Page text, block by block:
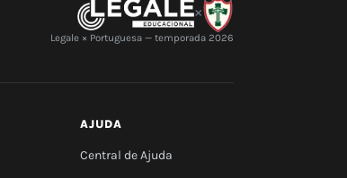
×
Legale × Portuguesa — temporada 2026
AJUDA
Central de Ajuda